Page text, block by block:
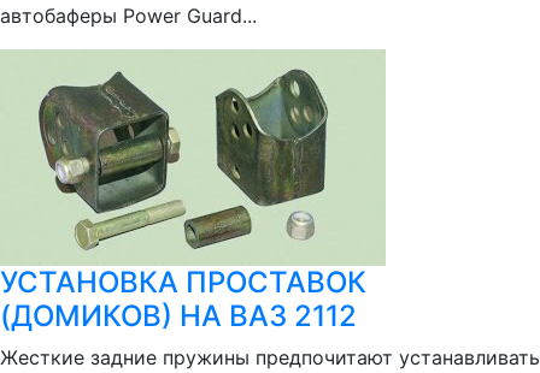
автобаферы Power Guard...
УСТАНОВКА ПРОСТАВОК
(ДОМИКОВ) НА ВАЗ 2112
Жесткие задние пружины предпочитают устанавливать